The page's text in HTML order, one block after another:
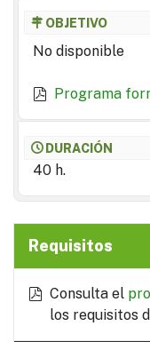
OBJETIVO
No disponible
Programa
DURACIÓN
40 h.
Requisitos
Consulta el
los requisitos